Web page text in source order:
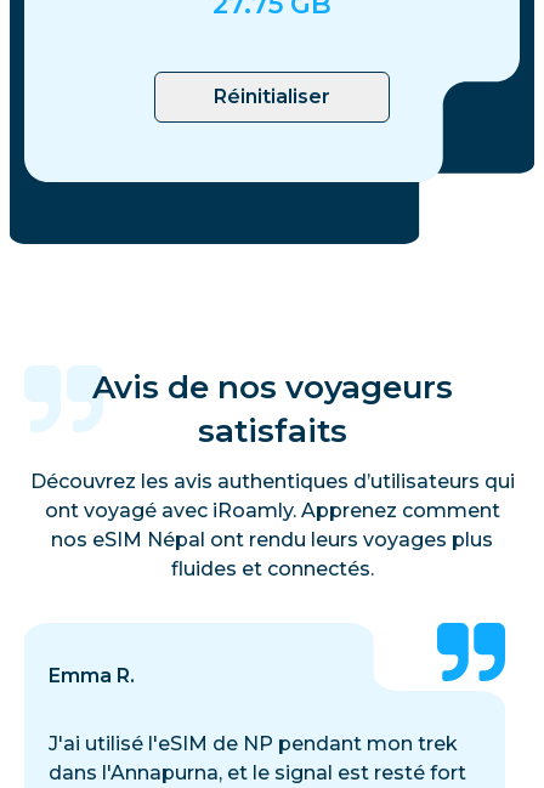
Réinitialiser
Avis de nos voyageurs
satisfaits
Découvrez les avis authentiques d’utilisateurs qui
ont voyagé avec iRoamly. Apprenez comment
nos eSIM Népal ont rendu leurs voyages plus
fluides et connectés.
Emma R.
J'ai utilisé l'eSIM de NP pendant mon trek
dans l'Annapurna, et le signal est resté fort